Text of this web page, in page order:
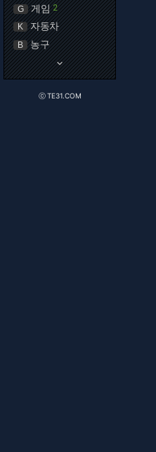
G 게임 2
K 자동차
B 농구
keyboard_arrow_down
ⓒ TE31.COM